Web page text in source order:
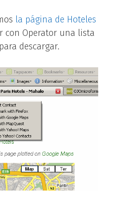
la página de Hoteles
con Operator una lista
descargar.